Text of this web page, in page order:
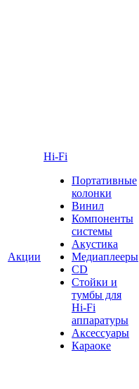
Акции
Hi-Fi
Портативные
колонки
Винил
Компоненты
системы
Акустика
Медиаплееры
CD
Стойки и
тумбы для
Hi-Fi
аппаратуры
Аксессуары
Караоке